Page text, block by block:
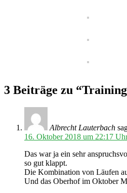
3 Beiträge zu
Albrecht Lauterbach
16. Oktober 2018 um 22:17
Das war ja ein sehr
so gut klappt.
Die Kombination von Läufen
Und das Oberhof im Oktober